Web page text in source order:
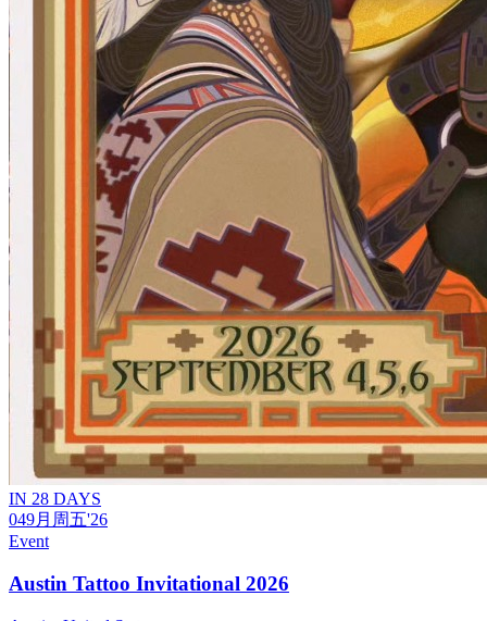
IN 28 DAYS
049月 周五'26
Event
Austin Tattoo Invitational 2026